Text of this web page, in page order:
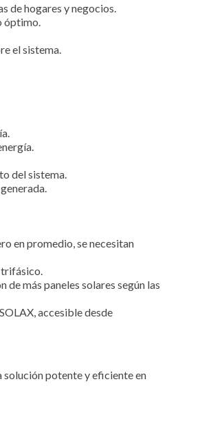
de hogares y negocios.
óptimo.
el sistema.
del sistema.
en promedio, se necesitan
trifásico.
más paneles solares según las
accesible desde
solución potente y eficiente en